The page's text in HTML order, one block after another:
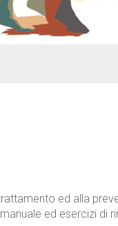
ed alla
ed esercizi di